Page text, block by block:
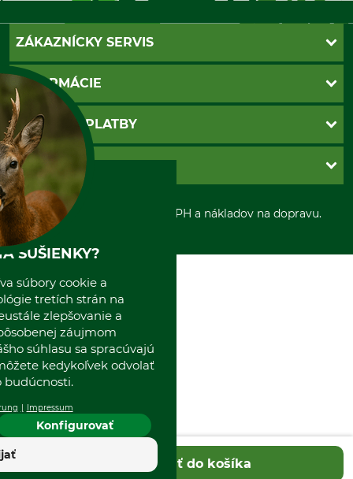
Pridať do košíka
ZÁKAZNÍCKY SERVIS
Kontakt
Katalógy
Newsletter
Nastavenia súborov cookie
INFORMÁCIE
Povinné údaje
Obchodné podmienky
Ochrana osobnych udajov
Otváracie hodiny
Zrušenie objednávky
SPÔSOBY PLATBY
Dobierka
Platba vopred
Sepa-inkaso
Osobný odber
GRUBE S.R.O.
O nás
Predajňa
Kolektív GRUBE
Naše pobočky v Európe
*Všetky ceny sú vrátane DPH a nákladov na dopravu.
SUŠIENKY?
súbory cookie a
tretích strán na
zlepšovanie a
záujmom
súhlasu sa spracúvajú
kedykoľvek odvolať
budúcnosti.
Impressum
Konfigurovať